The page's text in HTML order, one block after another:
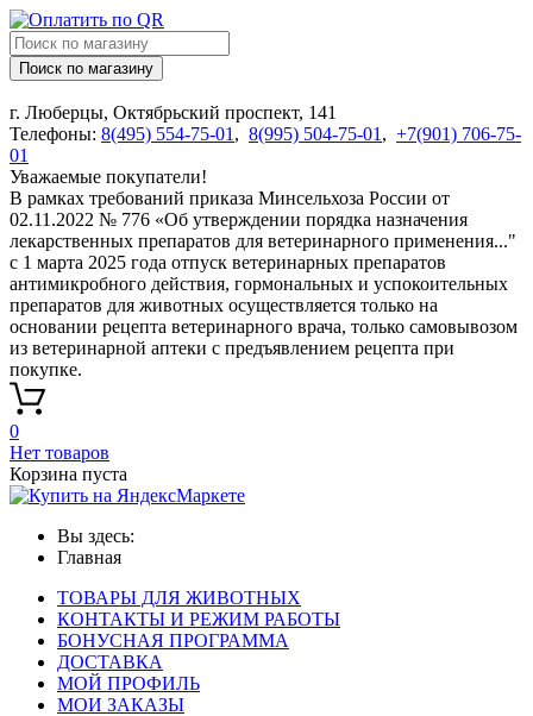
Поиск по магазину
г. Люберцы, Октябрьский проспект, 141
Телефоны: 8(495) 554-75-01 , 8(995) 504-75-01 , +7(901) 706-75-
01
Уважаемые покупатели!
В рамках требований приказа Минсельхоза России от
02.11.2022 № 776 «Об утверждении порядка назначения
лекарственных препаратов для ветеринарного применения..."
с 1 марта 2025 года отпуск ветеринарных препаратов
антимикробного действия, гормональных и успокоительных
препаратов для животных осуществляется только на
основании рецепта ветеринарного врача, только самовывозом
из ветеринарной аптеки с предъявлением рецепта при
покупке.
0
Нет товаров
Корзина пуста
Вы здесь:
Главная
ТОВАРЫ ДЛЯ ЖИВОТНЫХ
КОНТАКТЫ И РЕЖИМ РАБОТЫ
БОНУСНАЯ ПРОГРАММА
ДОСТАВКА
МОЙ ПРОФИЛЬ
МОИ ЗАКАЗЫ